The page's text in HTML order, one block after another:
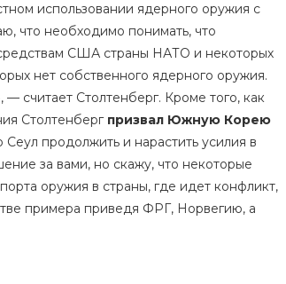
использовании ядерного оружия с
что необходимо понимать, что
США страны НАТО и некоторых
нет собственного ядерного оружия.
— считает Столтенберг. Кроме того, как
Столтенберг призвал Южную Корею
продолжить и нарастить усилия в
за вами, но скажу, что некоторые
оружия в страны, где идет конфликт,
примера приведя ФРГ, Норвегию, а